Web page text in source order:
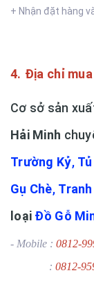
+ Nhận đặt hàng
4. Địa chỉ
Cơ sở sản
Hải Minh
Trường Kỷ,
Gụ Chè,
loại Đồ Gỗ
- Mobile : 0812-
: 0812-